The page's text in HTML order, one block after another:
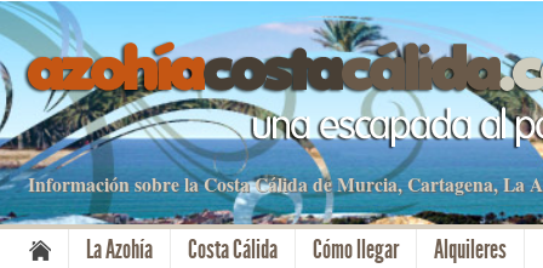
Información sobre la Costa Cálida de Murcia, Cartagena, La
La Azohía Costa Cálida Cómo llegar Alquileres